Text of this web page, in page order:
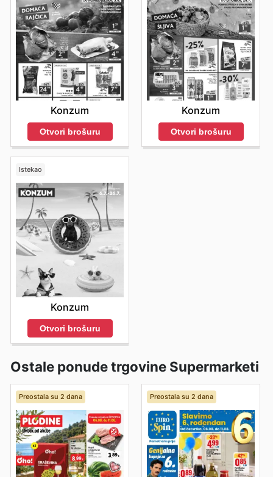
Konzum
Otvori brošuru
Konzum
Otvori brošuru
Istekao
Konzum
Otvori brošuru
Ostale ponude trgovine Supermarketi
Preostala su 2 dana Preostala su 2 dana